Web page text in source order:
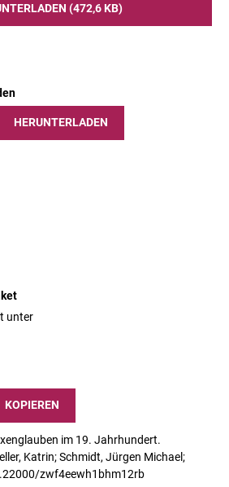
(472,6 KB)
HERUNTERLADEN
unter
KOPIEREN
im 19. Jahrhundert.
Katrin; Schmidt, Jürgen Michael;
zwf4eewh1bhm12rb